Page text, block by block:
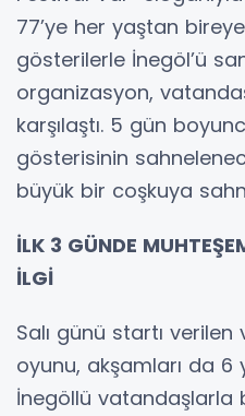
77’ye her yaştan
gösterilerle İnegöl’ü
organizasyon,
karşılaştı. 5 gün
gösterisinin
büyük bir coşkuya
İLK 3 GÜNDE
İLGİ
Salı günü startı
oyunu, akşamları da 6
İnegöllü vatandaşlarla